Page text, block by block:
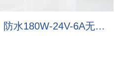
防水180W-24V-6A无线充电器（侧出线+背出线）